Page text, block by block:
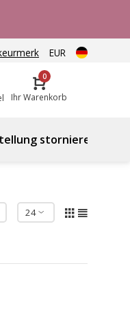
EUR
0
Ihr Warenkorb
stornieren